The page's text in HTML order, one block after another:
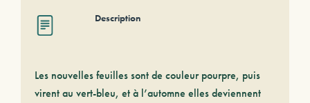
Description
Les nouvelles feuilles sont de couleur pourpre, puis
virent au vert-bleu, et à l’automne elles deviennent